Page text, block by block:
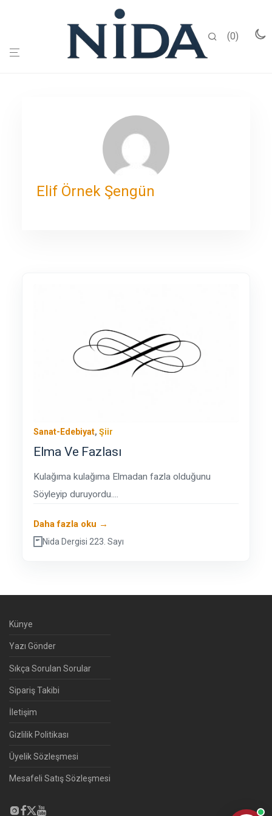
0
Elif Örnek Şengün
Sanat-Edebiyat, Şiir
Elma Ve Fazlası
Kulağıma kulağıma Elmadan fazla olduğunu
Söyleyip duruyordu....
Daha fazla oku →
Nida Dergisi 223. Sayı
Künye
Yazı Gönder
Sıkça Sorulan Sorular
Sipariş Takibi
İletişim
Gizlilik Politikası
Üyelik Sözleşmesi
Mesafeli Satış Sözleşmesi